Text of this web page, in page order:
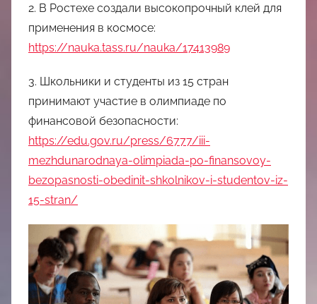
2. В Ростехе создали высокопрочный клей для
применения в космосе:
https://nauka.tass.ru/nauka/17413989
3. Школьники и студенты из 15 стран
принимают участие в олимпиаде по
финансовой безопасности:
https://edu.gov.ru/press/6777/iii-
mezhdunarodnaya-olimpiada-po-finansovoy-
bezopasnosti-obedinit-shkolnikov-i-studentov-iz-
15-stran/